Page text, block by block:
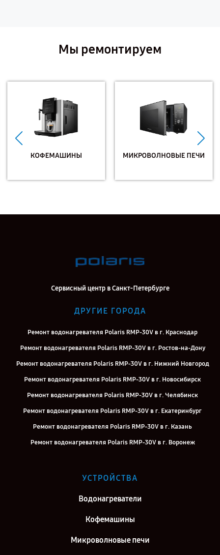
Мы ремонтируем
КОФЕМАШИНЫ МИКРОВОЛНОВЫЕ ПЕЧИ
Сервисный центр в Санкт-Петербурге
ДРУГИЕ ГОРОДА
Ремонт водонагревателя Polaris RMP-30V в г. Краснодар
Ремонт водонагревателя Polaris RMP-30V в г. Ростов-на-Дону
Ремонт водонагревателя Polaris RMP-30V в г. Нижний Новгород
Ремонт водонагревателя Polaris RMP-30V в г. Новосибирск
Ремонт водонагревателя Polaris RMP-30V в г. Челябинск
Ремонт водонагревателя Polaris RMP-30V в г. Екатеринбург
Ремонт водонагревателя Polaris RMP-30V в г. Казань
Ремонт водонагревателя Polaris RMP-30V в г. Воронеж
Ремонт водонагревателя Polaris RMP-30V в г. Самара
Ремонт водонагревателя Polaris RMP-30V в г. Москва
УСТРОЙСТВА
Водонагреватели
Кофемашины
Микроволновые печи